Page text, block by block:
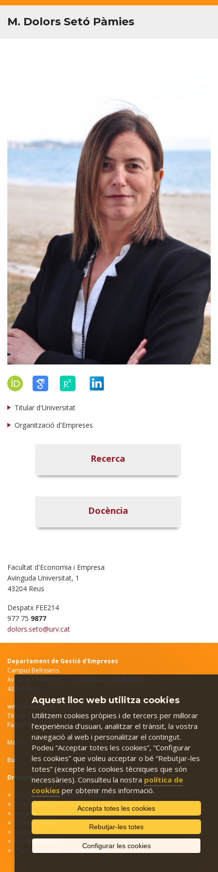
M. Dolors Setó Pàmies
Titular d'Universitat
Organització d'Empreses
Recerca
Docència
Facultat d'Economia i Empresa
Avinguda Universitat, 1
43204 Reus
Despatx FEE214
977 75 9877
dolors.seto@urv.cat
Departament de Gestió d'Empreses
Campus Bellissens
Av. de la Universitat, 1, 2a planta Mas Vila Barberà
43204 Reus
webdge@urv.cat
Tel.: 977 75 98 71
Fax: 977 75 98 14
Mapa
Bus
Dreceres:
FEE (Facultat d'Economia i Empresa)
CRAI (Learning and research resource center)
Intranet
ampus virtual
LOPD
Secretaria virtual
Pla d’acollida de nou professorat
Aquest lloc web utilitza cookies
Utilitzem cookies pròpies i de tercers per millorar
l’experiència d’usuari, analitzar el trànsit, la vostra
navegació al web i personalitzar el contingut.
Podeu “Acceptar totes les cookies”, “Configurar
les cookies” que voleu acceptar o bé “Rebutjar-les
totes” (excepte les cookies tècniques que són
necessàries). Consulteu la nostra política de
cookies per obtenir més informació.
Accepta totes les cookies
Rebutjar-les totes
Configurar les cookies